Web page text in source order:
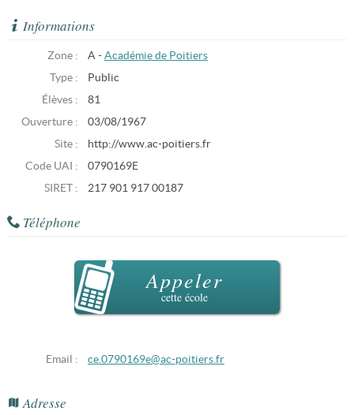
Informations
Zone : A - Académie de Poitiers
Type :
Public
Élèves :
81
Ouverture :
03/08/1967
Site :
http://www.ac-poitiers.fr
Code UAI :
0790169E
SIRET :
217 901 917 00187
Téléphone
Appeler
cette école
Email : ce.0790169e@ac-poitiers.fr
Adresse